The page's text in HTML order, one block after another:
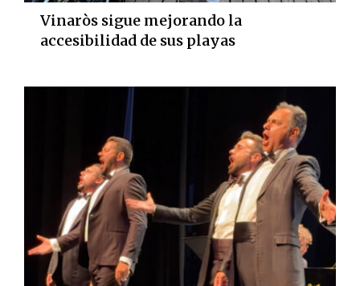
Vinaròs sigue mejorando la
accesibilidad de sus playas